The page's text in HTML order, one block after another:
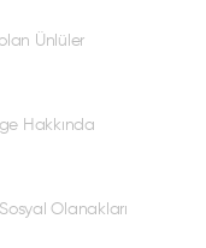
Ünlüler
Hakkında
Olanakları